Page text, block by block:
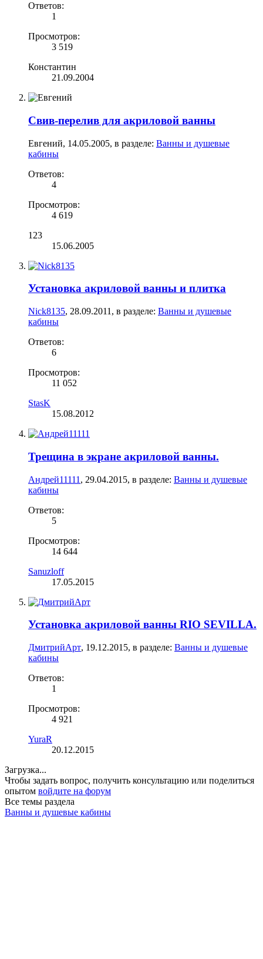
Ответов:
1
Просмотров:
3 519
Константин
21.09.2004
Свив-перелив для акриловой ванны
Евгений, 14.05.2005, в разделе: Ванны и душевые
кабины
Ответов:
4
Просмотров:
4 619
123
15.06.2005
Установка акриловой ванны и плитка
Nick8135, 28.09.2011 , в разделе: Ванны и душевые
кабины
Ответов:
6
Просмотров:
11 052
StasK
15.08.2012
Трещина в экране акриловой ванны.
Андрей11111 , 29.04.2015, в разделе: Ванны и душевые
кабины
Ответов:
5
Просмотров:
14 644
Sanuzloff
17.05.2015
Установка акриловой ванны RIO SEVILLA.
ДмитрийАрт, 19.12.2015, в разделе: Ванны и душевые
кабины
Ответов:
1
Просмотров:
4 921
YuraR
20.12.2015
Загрузка...
Чтобы задать вопрос, получить консультацию или поделиться
опытом войдите на форум
Все темы раздела
Ванны и душевые кабины